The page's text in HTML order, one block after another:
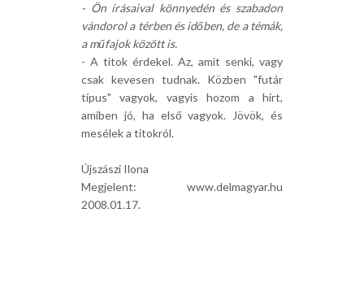
- Ön írásaival könnyedén és szabadon
vándorol a térben és időben, de a témák,
a műfajok között is.
- A titok érdekel. Az, amit senki, vagy
csak kevesen tudnak. Közben "futár
típus" vagyok, vagyis hozom a hírt,
amiben jó, ha első vagyok. Jövök, és
mesélek a titokról.
Újszászi Ilona
Megjelent: www.delmagyar.hu
2008.01.17.